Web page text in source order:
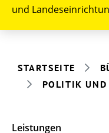
und
STARTSEITE
POLITIK UND
Leistungen